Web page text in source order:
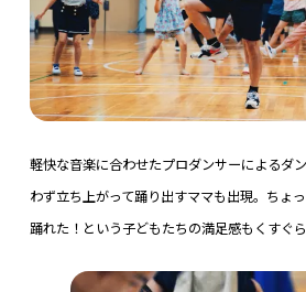
軽快な音楽に合わせたプロダンサーによるダ
わず立ち上がって踊り出すママも出現。ちょ
踊れた！という子どもたちの満足感もくすぐ